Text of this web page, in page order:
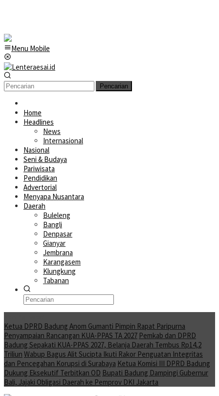
Menu Mobile
Pencarian
Home
Headlines
News
Internasional
Nasional
Seni & Budaya
Pariwisata
Pendidikan
Advertorial
Menyapa Nusantara
Daerah
Buleleng
Bangli
Denpasar
Gianyar
Jembrana
Karangasem
Klungkung
Tabanan
Ketua DPRD Badung Anom Gumanti Pimpin Rapat Paripurna
Penyampaian Rancangan KUA-PPAS TA 2027 Pemkab dan DPRD
Badung Sepakati KUA-PPAS 2027, Belanja Daerah Tembus Rp14,2
Triliun Wabup Bagus Alit Sucipta Ikuti Rakor Penguatan Integritas
dan Pencegahan Korupsi di Surabaya Ketua Komisi III DPRD Badung
Dukung Eksekutif Terbitkan OD Bupati Badung Dampingi Gubernur
Bali, Jajaki Obligasi Daerah ke Pemprov DKI Jakarta